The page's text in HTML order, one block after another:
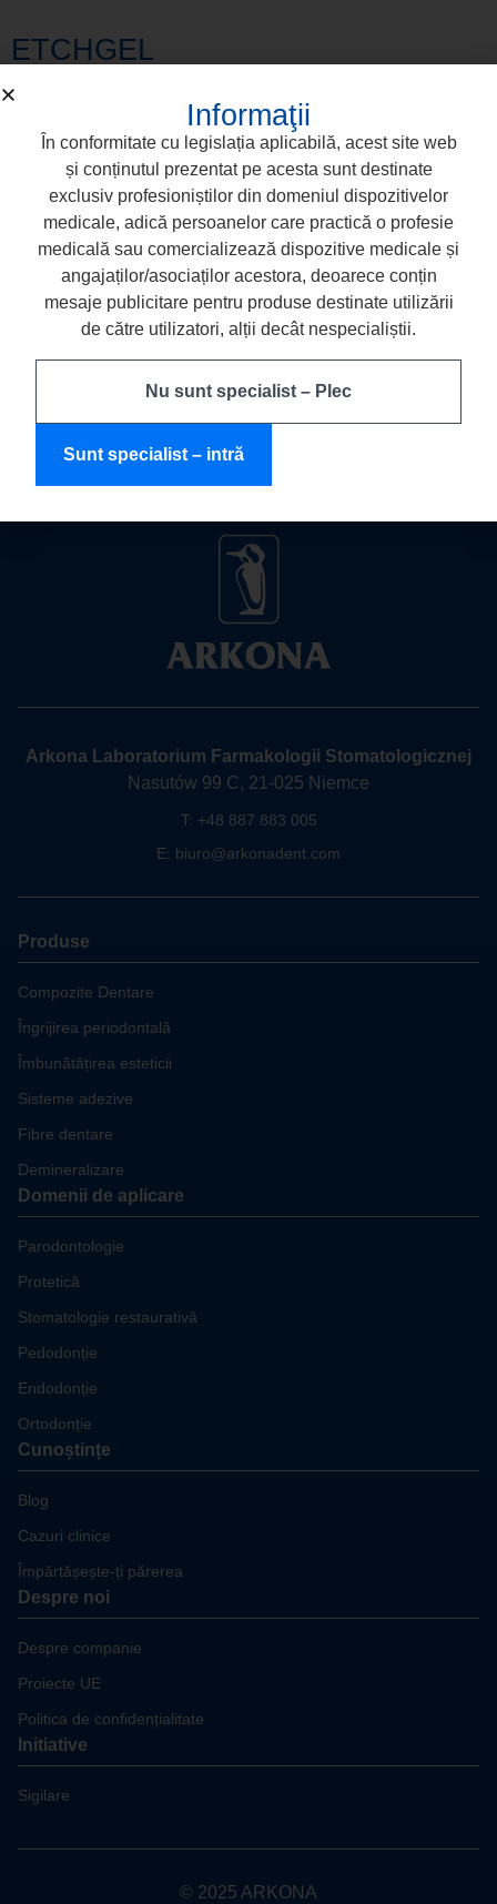
ETCHGEL
Arkona Laboratorium Farmakologii Stomatologicznej
Nasutów 99 C, 21-025 Niemce
T: +48 887 883 005
E: biuro@arkonadent.com
Produse
Compozite Dentare
Îngrijirea periodontală
Îmbunătățirea esteticii
Sisteme adezive
Fibre dentare
Demineralizare
Domenii de aplicare
Parodontologie
Protetică
Stomatologie restaurativă
Pedodonție
Endodonție
Ortodonție
Cunoștințe
Blog
Cazuri clinice
Împărtășește-ți părerea
Despre noi
Despre companie
Proiecte UE
Politica de confidențialitate
Initiative
Sigilare
© 2025 ARKONA
Informaţii
În conformitate cu legislația aplicabilă, acest site web
și conținutul prezentat pe acesta sunt destinate
exclusiv profesioniștilor din domeniul dispozitivelor
medicale, adică persoanelor care practică o profesie
medicală sau comercializează dispozitive medicale și
angajaților/asociaților acestora, deoarece conțin
mesaje publicitare pentru produse destinate utilizării
de către utilizatori, alții decât nespecialiștii.
Nu sunt specialist – Plec
Sunt specialist – intră